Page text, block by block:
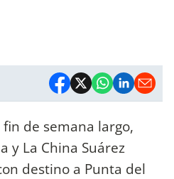
de semana largo,
y La China Suárez
destino a Punta del